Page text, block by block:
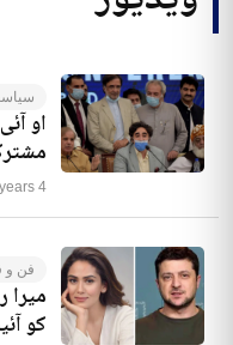
او
4 years پہلے
فن و
میرا
کو